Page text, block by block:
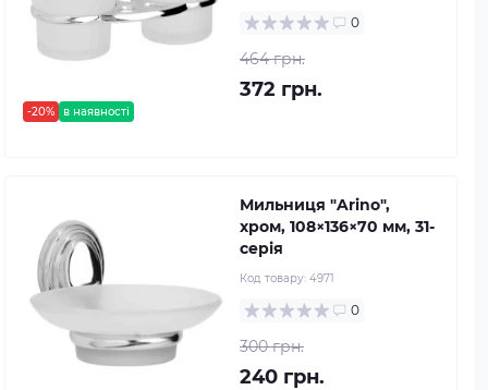
-20% в наявності
0
464 грн.
372 грн.
Мильниця "Arino",
хром, 108×136×70 мм, 31-
серія
Код товару: 4971
0
300 грн.
240 грн.